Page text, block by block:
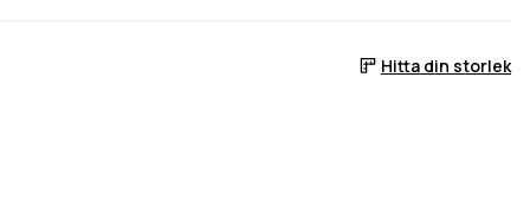
Hitta din storlek
tillbaka i lager